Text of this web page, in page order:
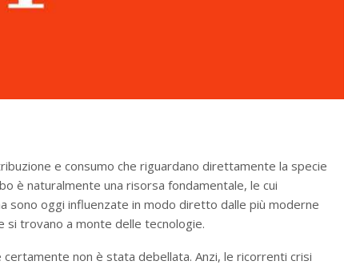
e consumo che riguardano direttamente la specie
è naturalmente una risorsa fondamentale, le cui
sono oggi influenzate in modo diretto dalle più moderne
si trovano a monte delle tecnologie.
certamente non è stata debellata. Anzi, le ricorrenti crisi